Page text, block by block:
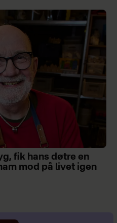
fik hans døtre en
mod på livet igen